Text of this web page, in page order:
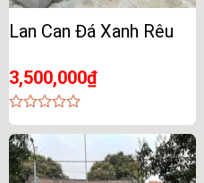
Lan Can Đá Xanh Rêu
3,500,000₫
0
out
of
5